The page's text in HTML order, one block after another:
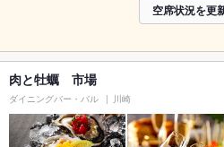
空席状況を更
肉と牡蠣 市場
ダイニングバー・バル 川崎